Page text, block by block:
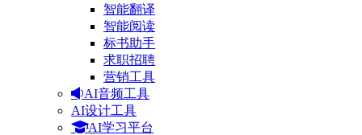
智能翻译
智能阅读
标书助手
求职招聘
营销工具
AI音频工具
AI设计工具
AI学习平台